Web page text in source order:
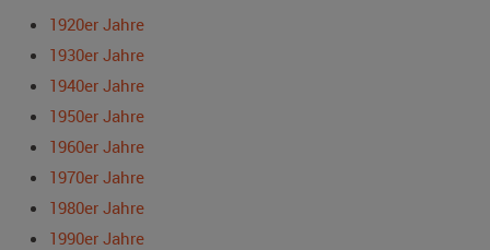
1920er Jahre
1930er Jahre
1940er Jahre
1950er Jahre
1960er Jahre
1970er Jahre
1980er Jahre
1990er Jahre